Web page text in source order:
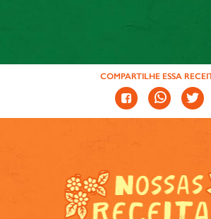
COMPARTILHE ESSA